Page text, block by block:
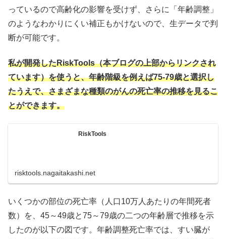
っているので高齢化の影響を受けず、さらに「年齢調整」
のようなわかりにくい補正もかけないので、生データで判
断が可能です。
私が開発したRiskTools（本ブログの上部からリンクされ
ています）を使うと、年齢階級を例えば75-79歳と選択し
たうえで、さまざまな種類のがんの死亡率の推移を見るこ
とができます。
RiskTools
risktools.nagaitakashi.net
いくつかの部位の死亡率（人口10万人あたりの年間死者
数）を、45～49歳と75～79歳の二つの年齢層で推移を示
したのが以下の図です。年齢調整死亡率では、すい臓が